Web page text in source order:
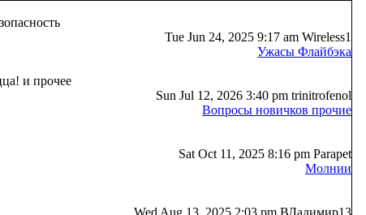
Tue Jun 24, 2025 9:17 am Wireless1
Ужасы Флайбэка
и прочее
Sun Jul 12, 2026 3:40 pm trinitrofenol
Вопросы новичков прочие
Sat Oct 11, 2025 8:16 pm Parapet
Молнии
Wed Aug 13, 2025 2:03 pm ВЛадимир13